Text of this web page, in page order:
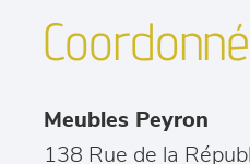
Meubles Peyron
138 Rue de la